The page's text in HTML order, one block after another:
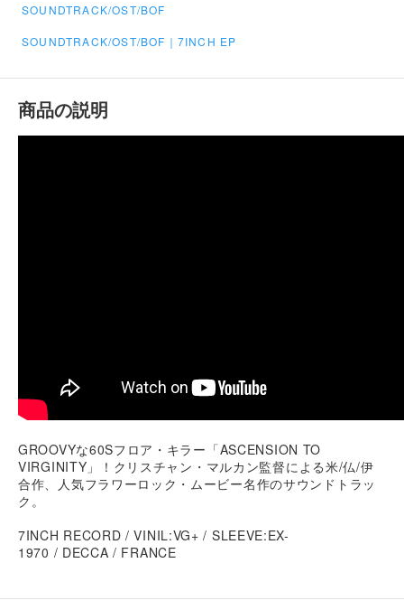
SOUNDTRACK/OST/BOF
SOUNDTRACK/OST/BOF｜7INCH EP
商品の説明
GROOVYな60Sフロア・キラー「ASCENSION TO
VIRGINITY」！クリスチャン・マルカン監督による米/仏/伊
合作、人気フラワーロック・ムービー名作のサウンドトラッ
ク。
7INCH RECORD / VINIL:VG+ / SLEEVE:EX-
1970 / DECCA / FRANCE